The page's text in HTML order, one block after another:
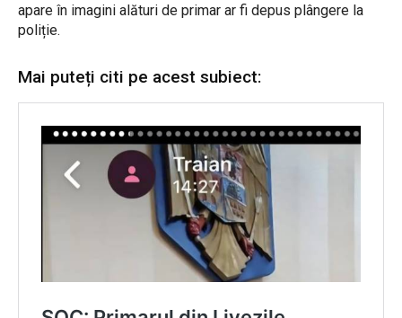
apare în imagini alături de primar ar fi depus plângere la
poliție.
Mai puteți citi pe acest subiect: